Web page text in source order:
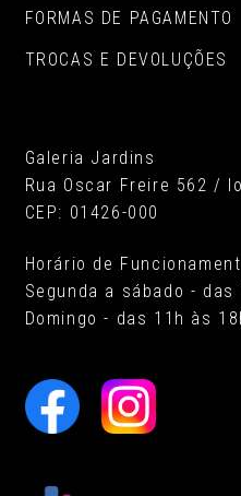
FORMAS DE PAGAMENTO
TROCAS E DEVOLUÇÕES
Galeria Jardins
Rua Oscar Freire 562 /
CEP: 01426-000
Horário de
Segunda a sábado - das
Domingo - das 11h às